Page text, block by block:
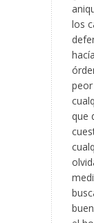
los
que